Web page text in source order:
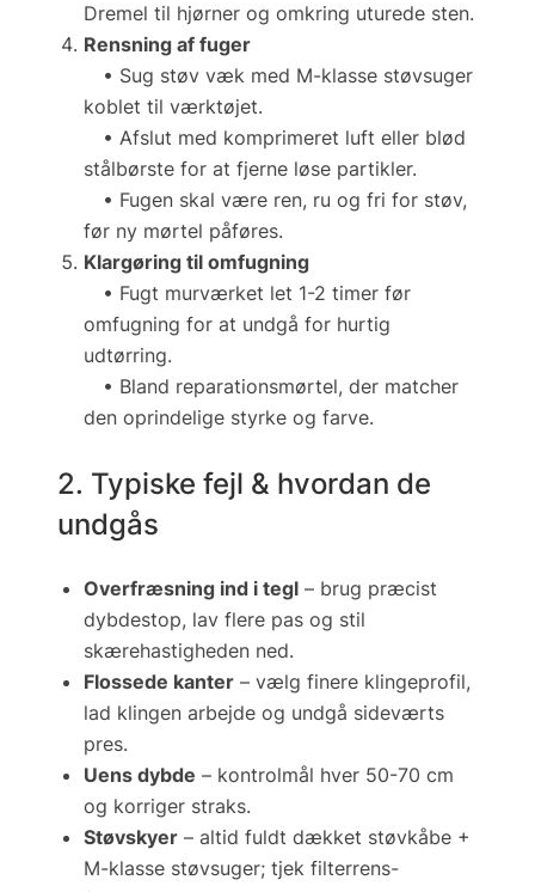
Dremel til hjørner og omkring uturede sten.
Rensning af fuger
• Sug støv væk med M-klasse støvsuger
koblet til værktøjet.
• Afslut med komprimeret luft eller blød
stålbørste for at fjerne løse partikler.
• Fugen skal være ren, ru og fri for støv,
før ny mørtel påføres.
Klargøring til omfugning
• Fugt murværket let 1-2 timer før
omfugning for at undgå for hurtig
udtørring.
• Bland reparationsmørtel, der matcher
den oprindelige styrke og farve.
2. Typiske fejl & hvordan de
undgås
Overfræsning ind i tegl – brug præcist
dybdestop, lav flere pas og stil
skærehastigheden ned.
Flossede kanter – vælg finere klingeprofil,
lad klingen arbejde og undgå sideværts
pres.
Uens dybde – kontrolmål hver 50-70 cm
og korriger straks.
Støvskyer – altid fuldt dækket støvkåbe +
M-klasse støvsuger; tjek filterrens-